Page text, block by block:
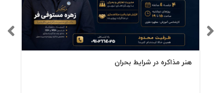
هنر مذاکره در شرایط بحران